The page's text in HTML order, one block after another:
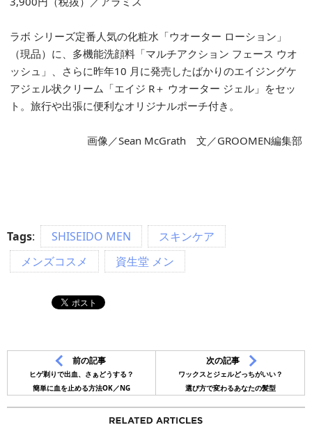
ラボ シリーズ定番人気の化粧水「ウオーター ローション」
（現品）に、多機能洗顔料「マルチアクション フェース ウオ
ッシュ」、さらに昨年10 月に発売したばかりのエイジングケ
アジェル状クリーム「エイジ R＋ ウオーター ジェル」をセッ
ト。旅行や出張に便利なオリジナルポーチ付き。
画像／Sean McGrath 文／GROOMEN編集部
Tags: SHISEIDO MEN
スキンケア
メンズコスメ
資生堂 メン
前の記事
ヒゲ剃りで出血、さぁどうする？
簡単に血を止める方法OK／NG
次の記事
ワックスとジェルどっちがいい？
選び方で変わるあなたの髪型